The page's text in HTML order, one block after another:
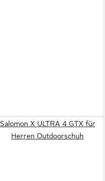
Salomon X ULTRA 4 GTX für
Herren Outdoorschuh